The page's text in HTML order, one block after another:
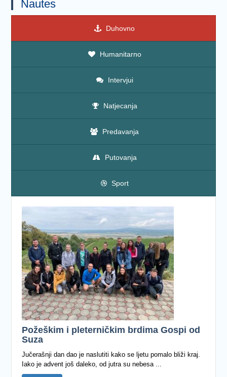
Nautes
Duhovno
Humanitarno
Intervjui
Natjecanja
Predavanja
Putovanja
Sport
Požeškim i pleterničkim brdima Gospi od
Suza
Jučerašnji dan dao je naslutiti kako se ljetu pomalo bliži kraj.
Iako je advent još daleko, od jutra su nebesa ...